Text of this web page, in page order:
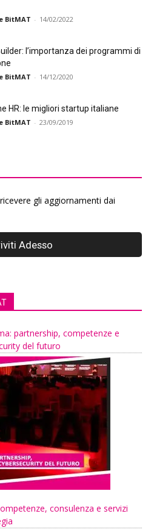
BitMAT - 14/02/2022
l’importanza dei programmi di
BitMAT - 14/12/2020
HR: le migliori startup italiane
BitMAT - 23/09/2019
gli aggiornamenti dai
partnership, competenze e
del futuro
consulenza e servizi